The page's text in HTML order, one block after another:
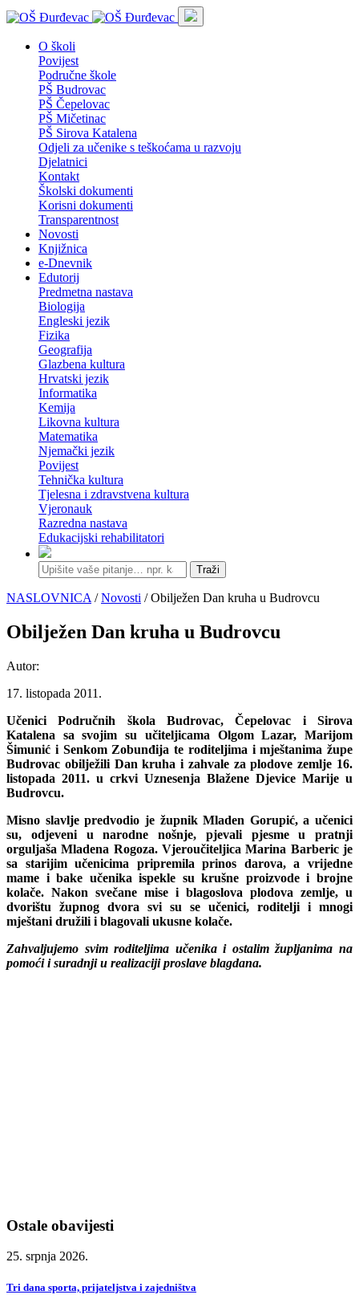
O školi
Povijest
Područne škole
PŠ Budrovac
PŠ Čepelovac
PŠ Mičetinac
PŠ Sirova Katalena
Odjeli za učenike s teškoćama u razvoju
Djelatnici
Kontakt
Školski dokumenti
Korisni dokumenti
Transparentnost
Novosti
Knjižnica
e-Dnevnik
Edutorij
Predmetna nastava
Biologija
Engleski jezik
Fizika
Geografija
Glazbena kultura
Hrvatski jezik
Informatika
Kemija
Likovna kultura
Matematika
Njemački jezik
Povijest
Tehnička kultura
Tjelesna i zdravstvena kultura
Vjeronauk
Razredna nastava
Edukacijski rehabilitatori
Traži
NASLOVNICA /Novosti / Obilježen Dan kruha u Budrovcu
Obilježen Dan kruha u Budrovcu
Autor:
17. listopada 2011.
Učenici Područnih škola Budrovac, Čepelovac i Sirova
Katalena sa svojim su učiteljicama Olgom Lazar, Marijom
Šimunić i Senkom Zobunđija te roditeljima i mještanima župe
Budrovac obilježili Dan kruha i zahvale za plodove zemlje 16.
listopada 2011. u crkvi Uznesenja Blažene Djevice Marije u
Budrovcu.
Misno slavlje predvodio je župnik Mladen Gorupić, a učenici
su, odjeveni u narodne nošnje, pjevali pjesme u pratnji
orguljaša Mladena Rogoza. Vjeroučiteljica Marina Barberic je
sa starijim učenicima pripremila prinos darova, a vrijedne
mame i bake učenika ispekle su krušne proizvode i brojne
kolače. Nakon svečane mise i blagoslova plodova zemlje, u
dvorištu župnog dvora svi su se učenici, roditelji i mnogi
mještani družili i blagovali ukusne kolače.
Zahvaljujemo svim roditeljima učenika i ostalim župljanima na
pomoći i suradnji u realizaciji proslave blagdana.
Ostale obavijesti
25. srpnja 2026.
Tri dana sporta, prijateljstva i zajedništva